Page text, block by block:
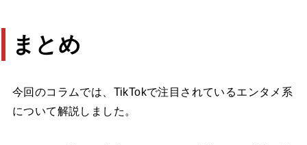
まとめ
今回のコラムでは、TikTokで注目されているエンタメ系
について解説しました。